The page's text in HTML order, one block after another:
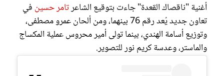
أغنية "ناقصاك القعدة" جاءت بتوقيع الشاعرتامر حسين في
تعاون جديد يُعد رقم 76 بينهما، ومن ألحان عمرو مصطفى،
وتوزيع أسامة الهندي، بينما تولى أمير محروس عملية المكساج
والماستر، وعدسة كريم نور للتصوير.